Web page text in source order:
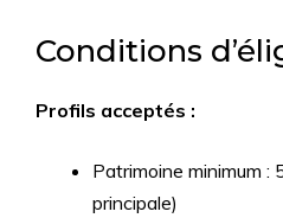
Conditions
Profils acceptés :
Patrimoine minimum
principale)